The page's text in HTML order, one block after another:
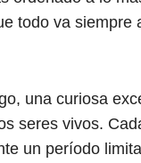
todo va siempre
una curiosa
seres vivos.
un período